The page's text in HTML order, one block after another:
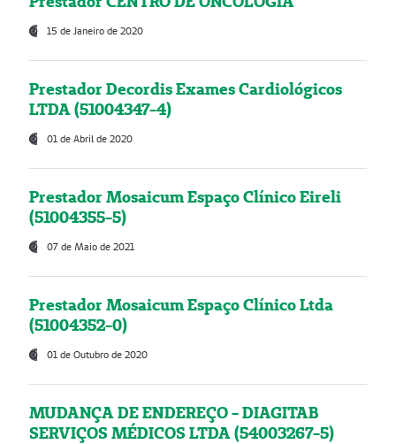
15 de Janeiro de 2020
Prestador Decordis Exames Cardiológicos
LTDA (51004347-4)
01 de Abril de 2020
Prestador Mosaicum Espaço Clínico Eireli
(51004355-5)
07 de Maio de 2021
Prestador Mosaicum Espaço Clínico Ltda
(51004352-0)
01 de Outubro de 2020
MUDANÇA DE ENDEREÇO - DIAGITAB
SERVIÇOS MÉDICOS LTDA (54003267-5)